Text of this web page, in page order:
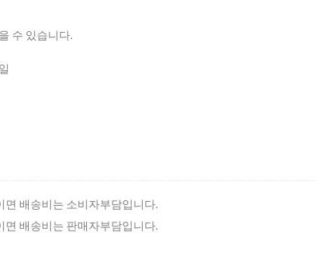
수 있습니다.
면 배송비는 소비자부담입니다.
면 배송비는 판매자부담입니다.